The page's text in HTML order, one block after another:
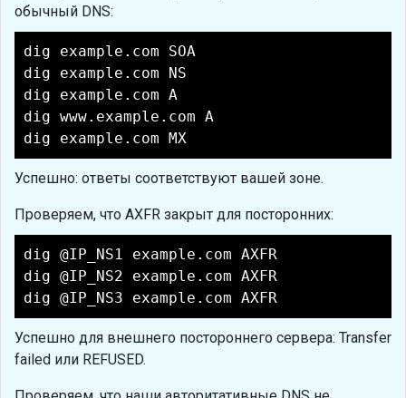
обычный DNS:
dig example.com SOA
dig example.com NS
dig example.com A
dig www.example.com A
dig example.com MX
Успешно: ответы соответствуют вашей зоне.
Проверяем, что AXFR закрыт для посторонних:
dig @IP_NS1 example.com AXFR
dig @IP_NS2 example.com AXFR
dig @IP_NS3 example.com AXFR
Успешно для внешнего постороннего сервера: Transfer
failed или REFUSED.